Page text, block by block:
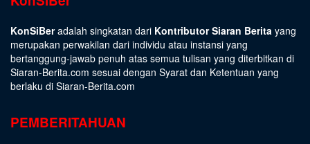
KonSiBeradalah singkatan dari Kontributor Siaran Berita yang
merupakan perwakilan dari individu atau instansi yang
bertanggung-jawab penuh atas semua tulisan yang diterbitkan di
Siaran-Berita.com sesuai dengan Syarat dan Ketentuan yang
berlaku di Siaran-Berita.com
PEMBERITAHUAN